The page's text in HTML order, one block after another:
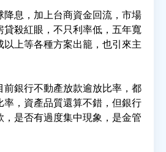
電子報
訂閱電子報
降息，加上台商資金回流，市場
貸殺紅眼，不只利率低，五年寬
以上等各種方案出籠，也引來主
前銀行不動產放款逾放比率，都
率，資產品質還算不錯，但銀行
，是否有過度集中現象，是金管